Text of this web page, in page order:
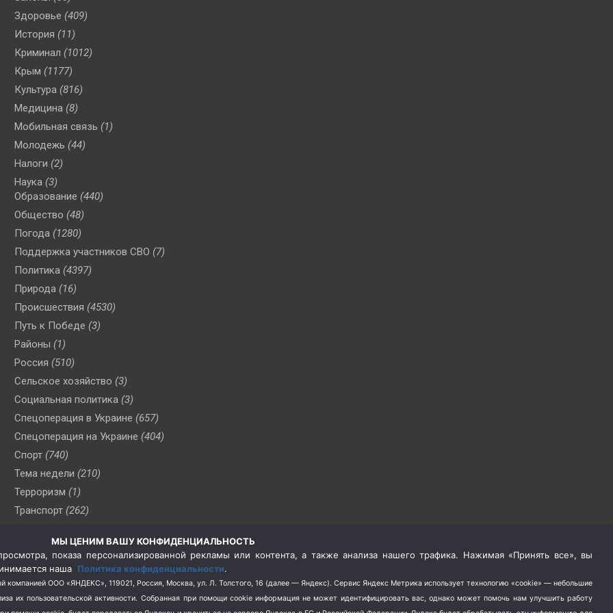
Здоровье (409)
История (11)
Криминал (1012)
Крым (1177)
Культура (816)
Медицина (8)
Мобильная связь (1)
Молодежь (44)
Налоги (2)
Наука (3)
Образование (440)
Общество (48)
Погода (1280)
Поддержка участников СВО (7)
Политика (4397)
Природа (16)
Происшествия (4530)
Путь к Победе (3)
Районы (1)
Россия (510)
Сельское хозяйство (3)
Социальная политика (3)
Спецоперация в Украине (657)
Спецоперация на Украине (404)
Спорт (740)
Тема недели (210)
Терроризм (1)
Транспорт (262)
(76)
Цены (2)
Школа и спорт (2)
Экология (8)
МЫ ЦЕНИМ ВАШУ КОНФИДЕНЦИАЛЬНОСТЬ
показа персонализированной рекламы или контента, а также анализа нашего трафика. Нажимая «Принять все», вы
наша Политика конфиденциальности.
компанией ООО «ЯНДЕКС», 119021, Россия, Москва, ул. Л. Толстого, 16 (далее — Яндекс). Сервис Яндекс Метрика использует технологию «cookie» — небольшие
их пользовательской активности. Собранная при помощи cookie информация не может идентифицировать вас, однако может помочь нам улучшить работу